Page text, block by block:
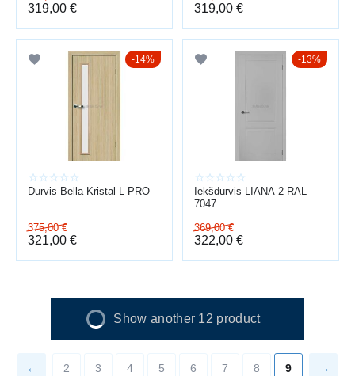
319,00 € 319,00 €
14%
Durvis Bella Kristal L PRO
375,00 €
321,00 €
13%
Iekšdurvis LIANA 2 RAL
7047
369,00 €
322,00 €
Show another 12 product
2 3 4 5 6 7 8 9